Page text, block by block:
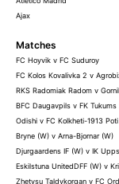
Ajax
Matches
FC Hoyvik v FC Suduroy
FC Kolos Kovalivka 2 v
RKS Radomiak Radom v
BFC Daugavpils v FK
Odishi v FC Kolkheti-1913 Poti
Bryne (W) v Arna-Bjornar (W)
Djurgaardens IF (W) v IK
Eskilstuna UnitedDFF (W) v
Zhetysu Taldykorgan v FC